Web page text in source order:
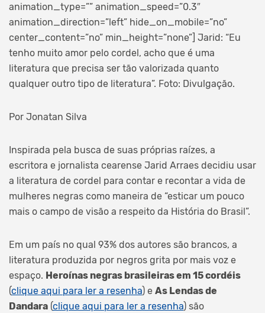
animation_type=”” animation_speed=”0.3″
animation_direction=”left” hide_on_mobile=”no”
center_content=”no” min_height=”none”] Jarid: “Eu
tenho muito amor pelo cordel, acho que é uma
literatura que precisa ser tão valorizada quanto
qualquer outro tipo de literatura”. Foto: Divulgação.
Por Jonatan Silva
Inspirada pela busca de suas próprias raízes, a
escritora e jornalista cearense Jarid Arraes decidiu usar
a literatura de cordel para contar e recontar a vida de
mulheres negras como maneira de “esticar um pouco
mais o campo de visão a respeito da História do Brasil”.
Em um país no qual 93% dos autores são brancos, a
literatura produzida por negros grita por mais voz e
espaço. Heroínas negras brasileiras em 15 cordéis
(clique aqui para ler a resenha) e As Lendas de
Dandara (clique aqui para ler a resenha) são